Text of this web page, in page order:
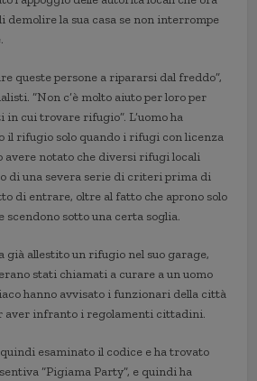
demolire la sua casa se non interrompe
queste persone a ripararsi dal freddo”,
“Non c’è molto aiuto per loro per
cui trovare rifugio”. L’uomo ha
il rifugio solo quando i rifugi con licenza
avere notato che diversi rifugi locali
di una severa serie di criteri prima di
di entrare, oltre al fatto che aprono solo
scendono sotto una certa soglia.
già allestito un rifugio nel suo garage,
stati chiamati a curare a un uomo
hanno avvisato i funzionari della città
aver infranto i regolamenti cittadini.
esaminato il codice e ha trovato
“Pigiama Party”, e quindi ha